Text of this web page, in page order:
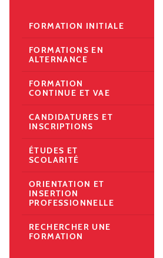
FORMATION INITIALE
FORMATIONS EN
ALTERNANCE
FORMATION
CONTINUE ET VAE
CANDIDATURES ET
INSCRIPTIONS
ÉTUDES ET
SCOLARITÉ
ORIENTATION ET
INSERTION
PROFESSIONNELLE
RECHERCHER UNE
FORMATION